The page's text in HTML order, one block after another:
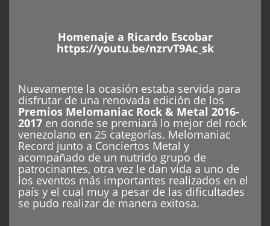
Homenaje a Ricardo Escobar
https://youtu.be/nzrvT9Ac_sk
Nuevamente la ocasión estaba servida para
disfrutar de una renovada edición de los
Premios Melomaniac Rock & Metal 2016-
2017 en donde se premiará lo mejor del rock
venezolano en 25 categorías. Melomaniac
Record junto a Conciertos Metal y
acompañado de un nutrido grupo de
patrocinantes, otra vez le dan vida a uno de
los eventos más importantes realizados en el
país y el cual muy a pesar de las dificultades
se pudo realizar de manera exitosa.